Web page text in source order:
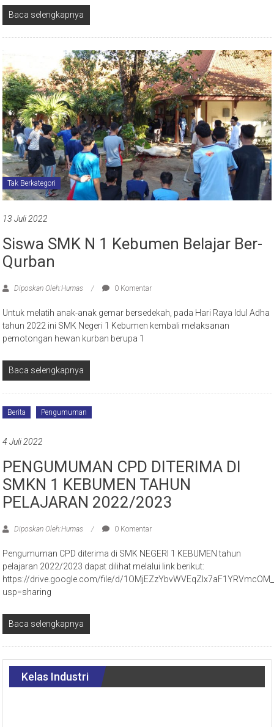
Baca selengkapnya
Tak Berkategori
13 Juli 2022
Siswa SMK N 1 Kebumen Belajar Ber-
Qurban
Diposkan Oleh:Humas 0 Komentar
Untuk melatih anak-anak gemar bersedekah, pada Hari Raya Idul Adha
tahun 2022 ini SMK Negeri 1 Kebumen kembali melaksanan
pemotongan hewan kurban berupa 1
Baca selengkapnya
Berita Pengumuman
4 Juli 2022
PENGUMUMAN CPD DITERIMA DI
SMKN 1 KEBUMEN TAHUN
PELAJARAN 2022/2023
Diposkan Oleh:Humas 0 Komentar
Pengumuman CPD diterima di SMK NEGERI 1 KEBUMEN tahun
pelajaran 2022/2023 dapat dilihat melalui link berikut:
https://drive.google.com/file/d/
usp=sharing
Baca selengkapnya
Kelas Industri